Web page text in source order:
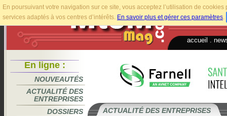
En poursuivant votre navigation sur ce site, vous acceptez l’utilisation de
services adaptés à vos centres d’intérêts. En savoir plus et gérer ces paramètres.
accueil
En ligne :
NOUVEAUTÉS
ACTUALITÉ DES
ENTREPRISES
DOSSIERS
ACTUALITÉ DES ENTREPRISES